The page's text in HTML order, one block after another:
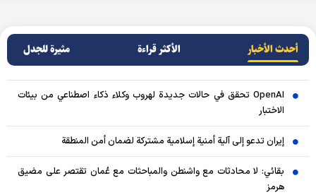
أحدث الأخبار الأکثر قراءة مثيرة للجدل
OpenAI تحقق في حالات جديدة لهروب وكلاء ذكاء اصطناعي من بيئات
الاختبار
إيران تدعو إلى آلية أمنية إسلامية مشتركة لضمان أمن المنطقة
بقائي: لا محادثات مع واشنطن والمباحثات مع عُمان تقتصر على مضيق
هرمز